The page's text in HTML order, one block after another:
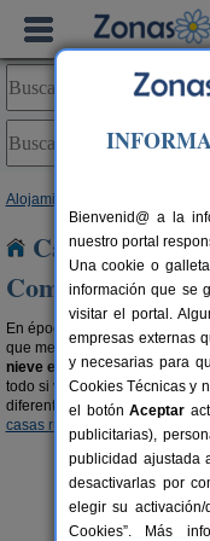
Alojamientos
Casas rurales
Comunidad
En época invernal, muchos
que merece la pena
nieve en Comunidad
todo si viajas con los que más
diferentes modalidades. Te
casas rurales para grupos
Bienvenid@ a la
nuestro portal
Una cookie o
información que se
visitar el portal.
empresas externas
y necesarias para
Cookies Técnicas y
el botónAceptar
publicitarias),
publicidad ajustada
desactivarlas por
elegir su activación/
Cookies”. Más